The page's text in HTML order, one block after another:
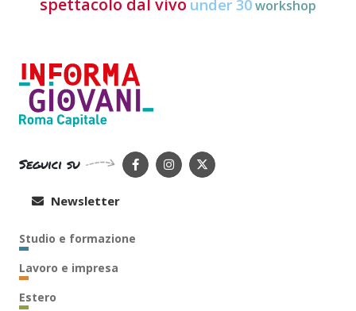
under 30workshop
Seguici su
Newsletter
Studio e formazione
Lavoro e impresa
Estero